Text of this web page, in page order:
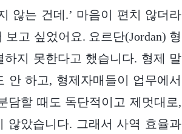
않는 건데.’ 마음이 편치 않더라
고 싶었어요. 요르단(Jordan) 형
지 못한다고 했습니다. 형제 말
안 하고, 형제자매들이 업무에서
담할 때도 독단적이고 제멋대로,
않았습니다. 그래서 사역 효율과